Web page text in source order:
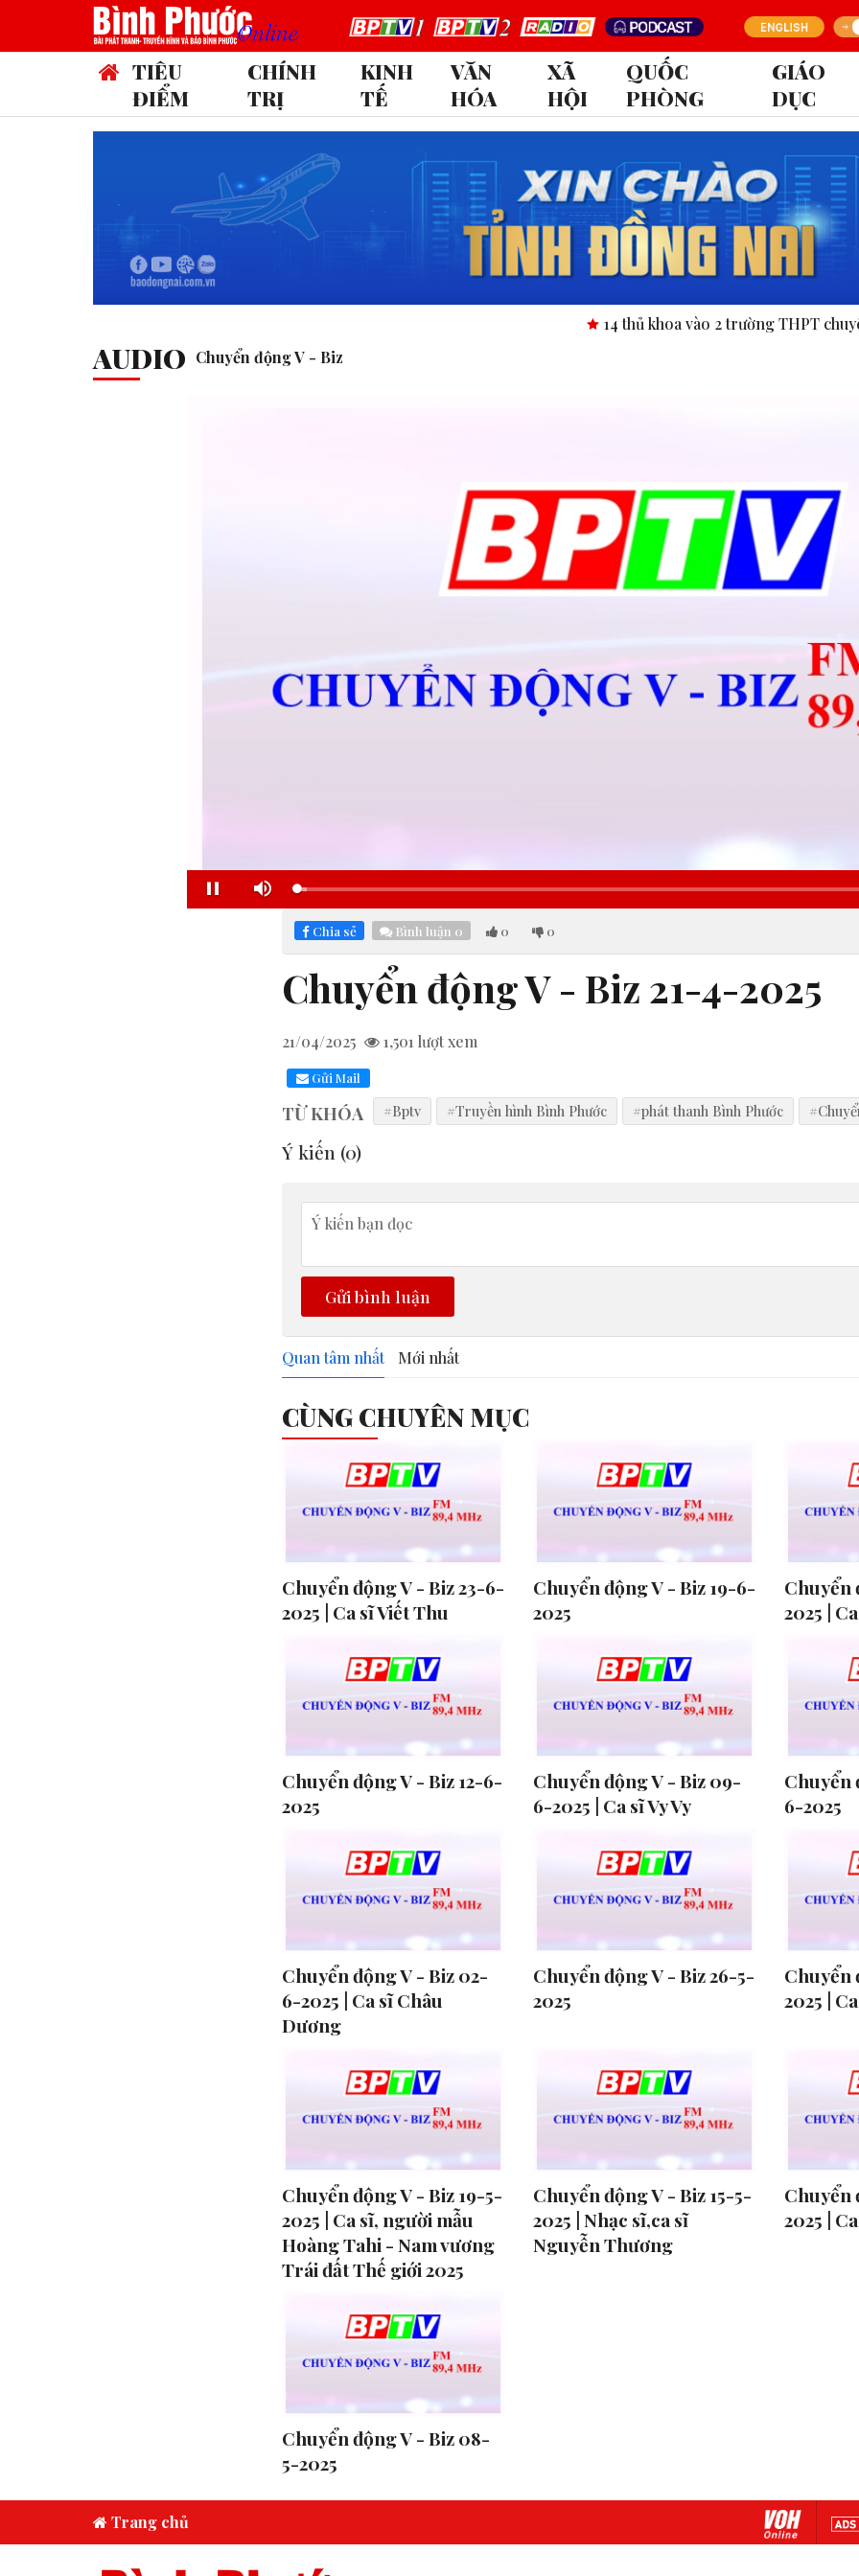
TIÊU
ĐIỂM
CHÍNH
TRỊ
KINH
TẾ
VĂN
HÓA
XÃ
HỘI
QUỐC
PHÒNG
GIÁO
DỤC
14 thủ khoa vào 2 trường THPT chuyên tỉnh
AUDIO Chuyển động V - Biz
Pause Mute Loaded:
5.78%
Chia sẻ Bình luận 0 0 0
Chuyển động V - Biz 21-4-2025
21/04/2025 1,501 lượt xem
Gửi Mail
TỪ KHÓA #Bptv #Truyền hình Bình Phước #phát thanh Bình Phước
Ý kiến (0)
Gửi bình luận
Quan tâm nhất Mới nhất
CÙNG CHUYÊN MỤC
Chuyển động V - Biz 23-6-
2025 | Ca sĩ Viết Thu
Chuyển động V - Biz 19-6-
2025
Chuyển
2025 |
Chuyển động V - Biz 12-6-
2025
Chuyển động V - Biz 09-
6-2025 | Ca sĩ Vy Vy
Chuyển
6-2025
Chuyển động V - Biz 02-
6-2025 | Ca sĩ Châu
Dương
Chuyển động V - Biz 26-5-
2025
Chuyển
2025 |
Chuyển động V - Biz 19-5-
2025 | Ca sĩ, người mẫu
Hoàng Tahi - Nam vương
Trái đất Thế giới 2025
Chuyển động V - Biz 15-5-
2025 | Nhạc sĩ,ca sĩ
Nguyễn Thương
Chuyển
2025 |
Chuyển động V - Biz 08-
5-2025
Trang chủ